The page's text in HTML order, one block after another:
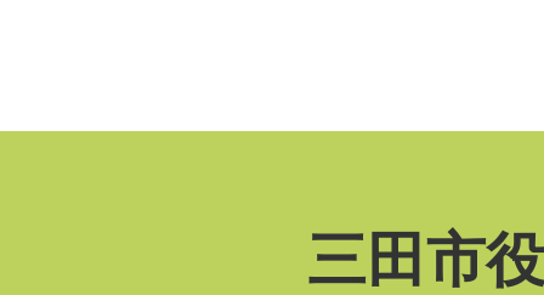
三田市